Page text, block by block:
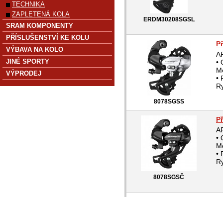
ERDM30208SGSL
8078SGSS
•
•
8078SGSČ
•
•
TECHNIKA
ZAPLETENÁ KOLA
SRAM KOMPONENTY
PŘÍSLUŠENSTVÍ KE KOLU
VÝBAVA NA KOLO
JINÉ SPORTY
VÝPRODEJ